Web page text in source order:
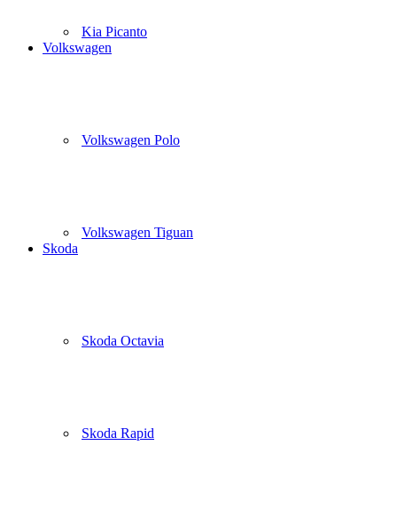
Kia Picanto
Volkswagen
Volkswagen Polo
Volkswagen Tiguan
Skoda
Skoda Octavia
Skoda Rapid